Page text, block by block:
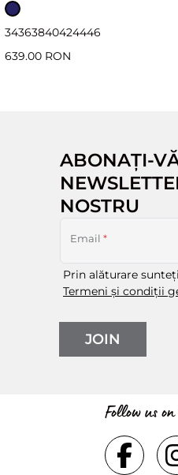
34363840424446
639.00 RON
ABONAȚI-
NOSTRU
Email *
Prin alăturare
Termeni și condiții
JOIN
Follow us